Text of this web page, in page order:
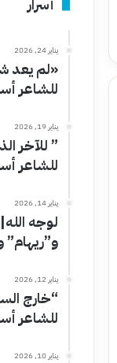
أسرار
يناير 24, 2026
«لم يعد
للشاعر
يناير 19, 2026
” للآخر
للشاعر
يناير 14, 2026
لوجه
و”ريهام”
يناير 12, 2026
“خارج
للشاعر
يناير 10, 2026